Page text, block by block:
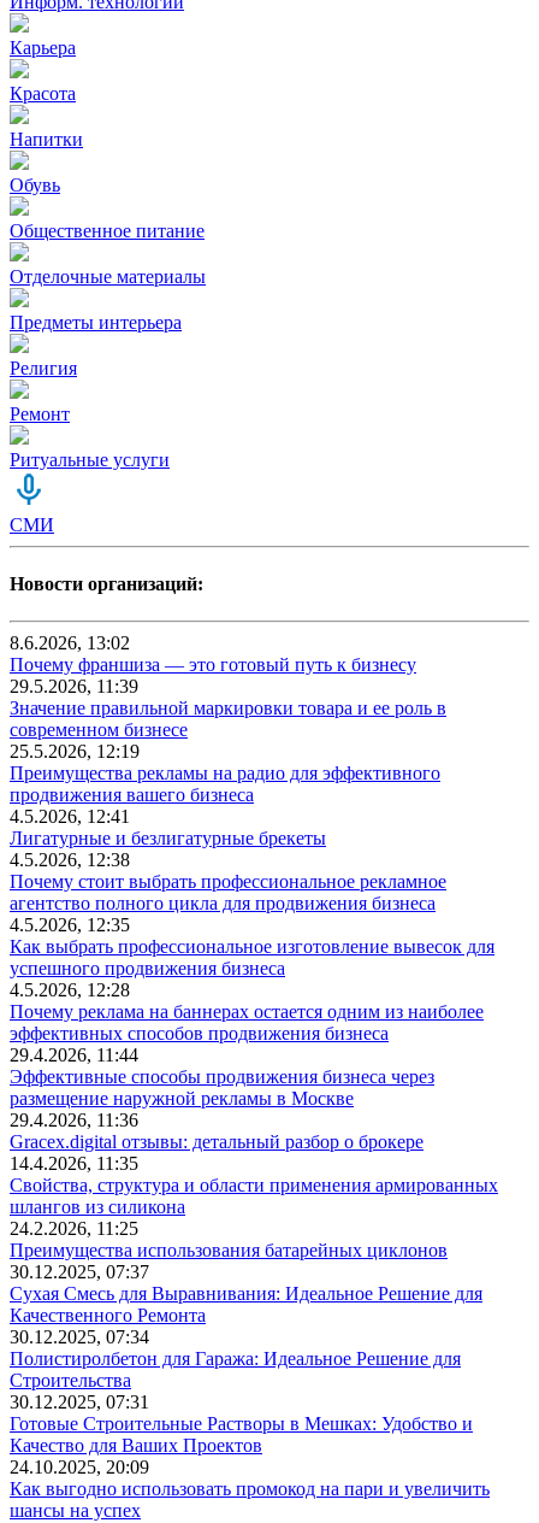
Карьера
Красота
Напитки
Обувь
Общественное питание
Отделочные материалы
Предметы интерьера
Религия
Ремонт
Ритуальные услуги
СМИ
Новости организаций:
8.6.2026, 13:02
Почему франшиза — это готовый путь к бизнесу
29.5.2026, 11:39
Значение правильной маркировки товара и ее роль в
современном бизнесе
25.5.2026, 12:19
Преимущества рекламы на радио для эффективного
продвижения вашего бизнеса
4.5.2026, 12:41
Лигатурные и безлигатурные брекеты
4.5.2026, 12:38
Почему стоит выбрать профессиональное рекламное
агентство полного цикла для продвижения бизнеса
4.5.2026, 12:35
Как выбрать профессиональное изготовление вывесок для
успешного продвижения бизнеса
4.5.2026, 12:28
Почему реклама на баннерах остается одним из наиболее
эффективных способов продвижения бизнеса
29.4.2026, 11:44
Эффективные способы продвижения бизнеса через
размещение наружной рекламы в Москве
29.4.2026, 11:36
Gracex.digital отзывы: детальный разбор о брокере
14.4.2026, 11:35
Свойства, структура и области применения армированных
шлангов из силикона
24.2.2026, 11:25
Преимущества использования батарейных циклонов
30.12.2025, 07:37
Сухая Смесь для Выравнивания: Идеальное Решение для
Качественного Ремонта
30.12.2025, 07:34
Полистиролбетон для Гаража: Идеальное Решение для
Строительства
30.12.2025, 07:31
Готовые Строительные Растворы в Мешках: Удобство и
Качество для Ваших Проектов
24.10.2025, 20:09
Как выгодно использовать промокод на пари и увеличить
шансы на успех